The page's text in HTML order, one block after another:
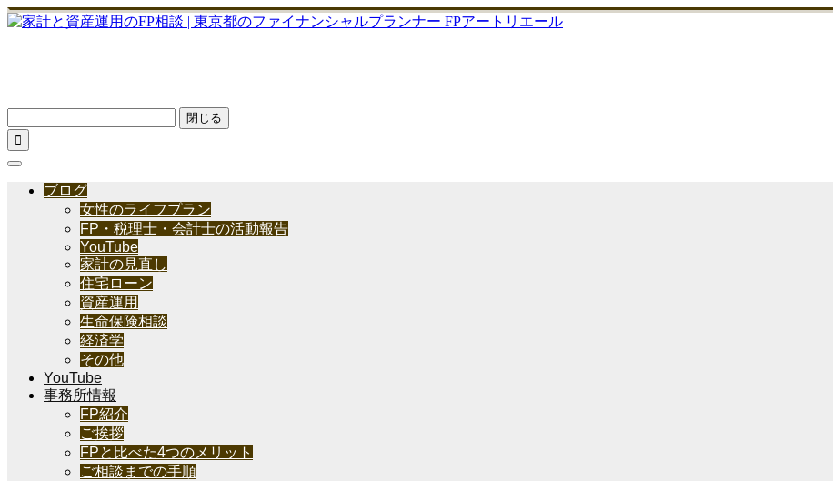
閉じる

ブログ
女性のライフプラン
FP・税理士・会計士の活動報告
YouTube
家計の見直し
住宅ローン
資産運用
生命保険相談
経済学
その他
YouTube
事務所情報
FP紹介
ご挨拶
FPと比べた4つのメリット
ご相談までの手順